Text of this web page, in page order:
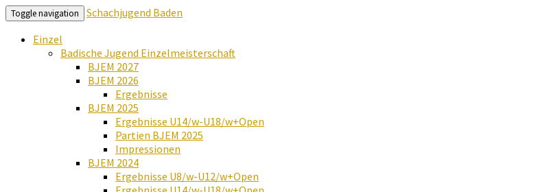
Toggle navigation
Schachjugend Baden
Einzel
Badische Jugend Einzelmeisterschaft
BJEM 2027
BJEM 2026
Ergebnisse
BJEM 2025
Ergebnisse U14/w-U18/w+Open
Partien BJEM 2025
Impressionen
BJEM 2024
Ergebnisse U8/w-U12/w+Open